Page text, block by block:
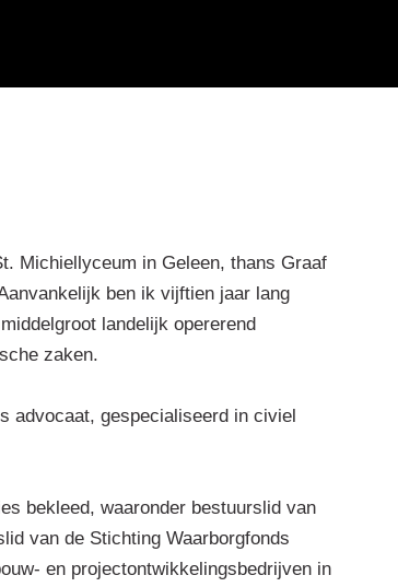
Michiellyceum in Geleen, thans Graaf
ben ik vijftien jaar lang
landelijk opererend
zaken.
advocaat, gespecialiseerd in civiel
bekleed, waaronder bestuurslid van
van de Stichting Waarborgfonds
en projectontwikkelingsbedrijven in